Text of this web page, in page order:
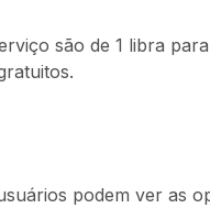
são de 1 libra
podem ver as